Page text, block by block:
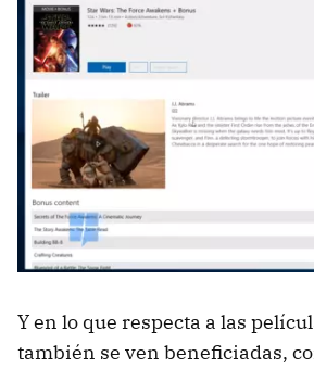
Y en lo que respecta a las
también se ven beneficiadas,